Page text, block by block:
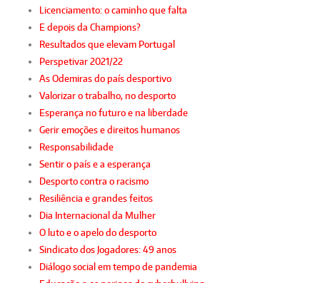
Licenciamento: o caminho que falta
E depois da Champions?
Resultados que elevam Portugal
Perspetivar 2021/22
As Odemiras do país desportivo
Valorizar o trabalho, no desporto
Esperança no futuro e na liberdade
Gerir emoções e direitos humanos
Responsabilidade
Sentir o país e a esperança
Desporto contra o racismo
Resiliência e grandes feitos
Dia Internacional da Mulher
O luto e o apelo do desporto
Sindicato dos Jogadores: 49 anos
Diálogo social em tempo de pandemia